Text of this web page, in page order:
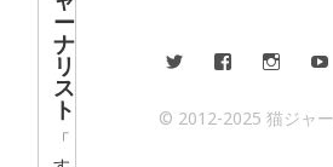
ー
ナ
リ
ス
ト
「
© 2012-2025 猫ジャ